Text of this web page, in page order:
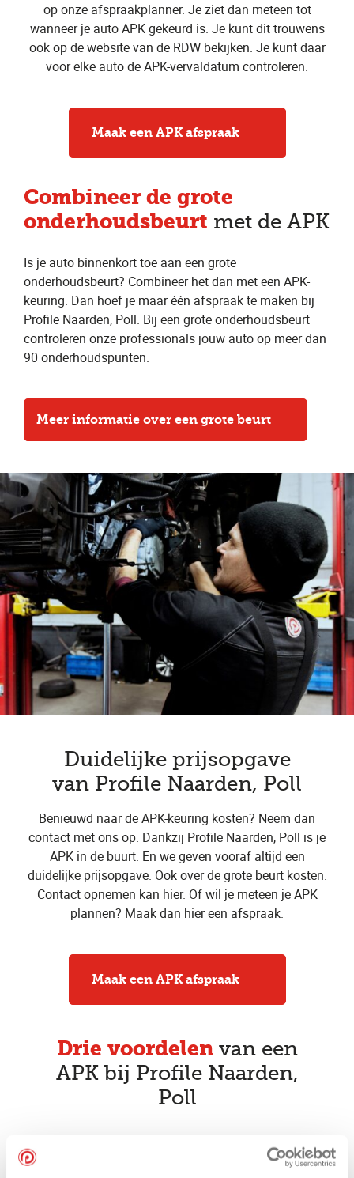
op onze afspraakplanner. Je ziet dan meteen tot
wanneer je auto APK gekeurd is. Je kunt dit trouwens
ook op de website van de RDW bekijken. Je kunt daar
voor elke auto de APK-vervaldatum controleren.
Maak een APK afspraak
Combineer de grote
onderhoudsbeurt met de APK
Is je auto binnenkort toe aan een grote
onderhoudsbeurt? Combineer het dan met een APK-
keuring. Dan hoef je maar één afspraak te maken bij
Profile Naarden, Poll. Bij een grote onderhoudsbeurt
controleren onze professionals jouw auto op meer dan
90 onderhoudspunten.
Meer informatie over een grote beurt
Duidelijke prijsopgave
van Profile Naarden, Poll
Benieuwd naar de APK-keuring kosten? Neem dan
contact met ons op. Dankzij Profile Naarden, Poll is je
APK in de buurt. En we geven vooraf altijd een
duidelijke prijsopgave. Ook over de grote beurt kosten.
Contact opnemen kan hier. Of wil je meteen je APK
plannen? Maak dan hier een afspraak.
Maak een APK afspraak
Drie voordelen van een
APK bij Profile Naarden,
Poll
Vakkundige APK keurmeesters